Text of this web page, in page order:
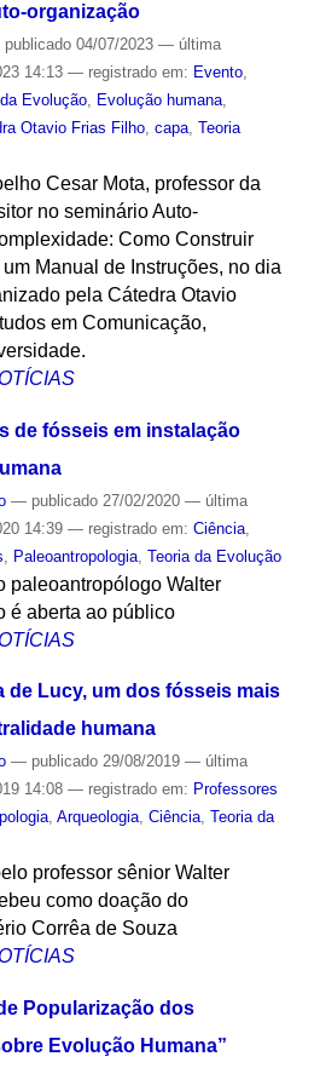
organização
publicado04/07/2023 — última
14:13 — registrado em: Evento,
Evolução, Evolução humana,
Otavio Frias Filho, capa, Teoria
Cesar Mota, professor da
no seminário Auto-
Como Construir
Manual de Instruções, no dia
pela Cátedra Otavio
em Comunicação,
de fósseis em instalação
— publicado27/02/2020 — última
14:39 — registrado em: Ciência,
Paleoantropologia, Teoria da Evolução
paleoantropólogo Walter
é aberta ao público
de Lucy, um dos fósseis mais
humana
— publicado29/08/2019 — última
14:08 — registrado em: Professores
, Arqueologia, Ciência, Teoria da
professor sênior Walter
como doação do
Corrêa de Souza
Popularização dos
Evolução Humana”